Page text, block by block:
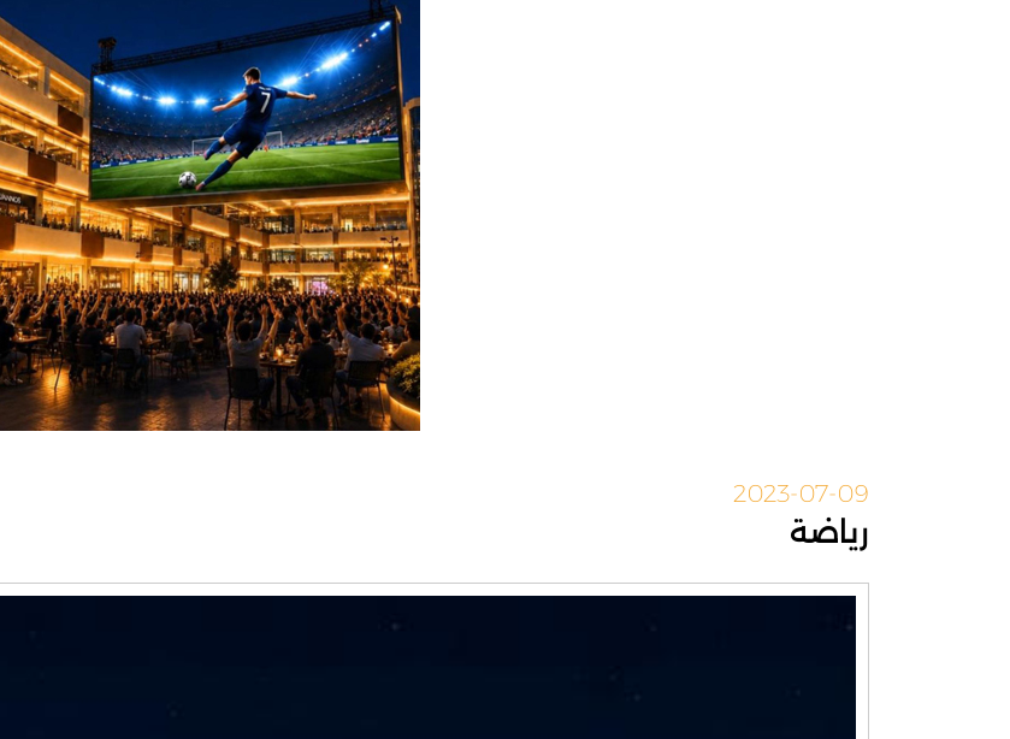
2023-07-09
رياضة
الفيديو